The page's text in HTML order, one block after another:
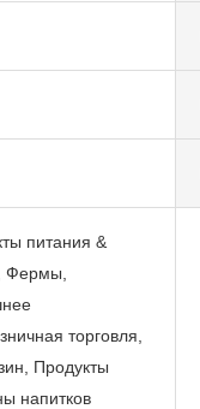
питания &
Фермы,
торговля,
Продукты
напитков